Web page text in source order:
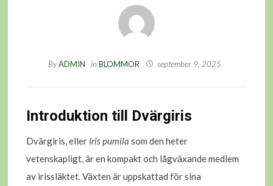
ByADMIN in BLOMMOR september 9, 2025
Introduktion till Dvärgiris
Dvärgiris, eller Iris pumila som den heter
vetenskapligt, är en kompakt och lågväxande medlem
av irissläktet. Växten är uppskattad för sina